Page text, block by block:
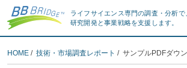
ライフサイエンス専門の調査・分析で
研究開発と事業戦略を支援します。
HOME / 技術・市場調査レポート / サンプルPDFダウ